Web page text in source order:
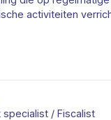
activiteiten
specialist / Fiscalist